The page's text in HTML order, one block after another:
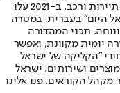
כלכלה וצרכנות, בריאות, חיילים, אוכל, יהדות, תיירות ורכב. ב-2021 עלו
היום" בעברית, במטרה
תכני המהדורה
יומית מקוונת, ואפשר
"הקליקה של ישראל
ושירותים. ישראל
מקהל הקוראים. פנו אלינו